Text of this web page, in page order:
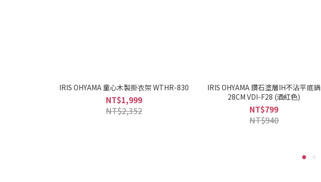
IRIS OHYAMA 童心木製掛衣架 WTHR-830
NT$1,999
NT$2,352
IRIS OHYAMA 鑽石塗層IH不沾平底鍋
28CM VDI-F28 (酒紅色)
NT$799
NT$940